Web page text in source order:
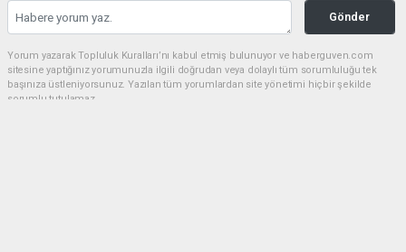
Gönder
Yorum yazarak Topluluk Kuralları’nı kabul etmiş bulunuyor ve haberguven.com
sitesine yaptığınız yorumunuzla ilgili doğrudan veya dolaylı tüm sorumluluğu tek
başınıza üstleniyorsunuz. Yazılan tüm yorumlardan site yönetimi hiçbir şekilde
sorumlu tutulamaz.